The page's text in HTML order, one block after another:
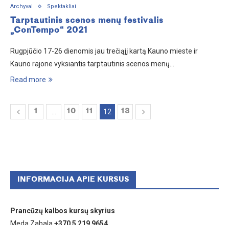
Archyvai Spektakliai
Tarptautinis scenos menų festivalis
„ConTempo“ 2021
Rugpjūčio 17-26 dienomis jau trečiąjį kartą Kauno mieste ir
Kauno rajone vyksiantis tarptautinis scenos menų…
Read more
1 10 11 12 13
INFORMACIJA APIE KURSUS
Prancūzų kalbos kursų skyrius